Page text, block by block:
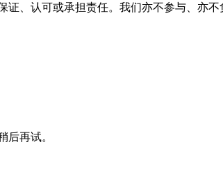
、认可或承担责任。我们亦不参与、亦
后再试。